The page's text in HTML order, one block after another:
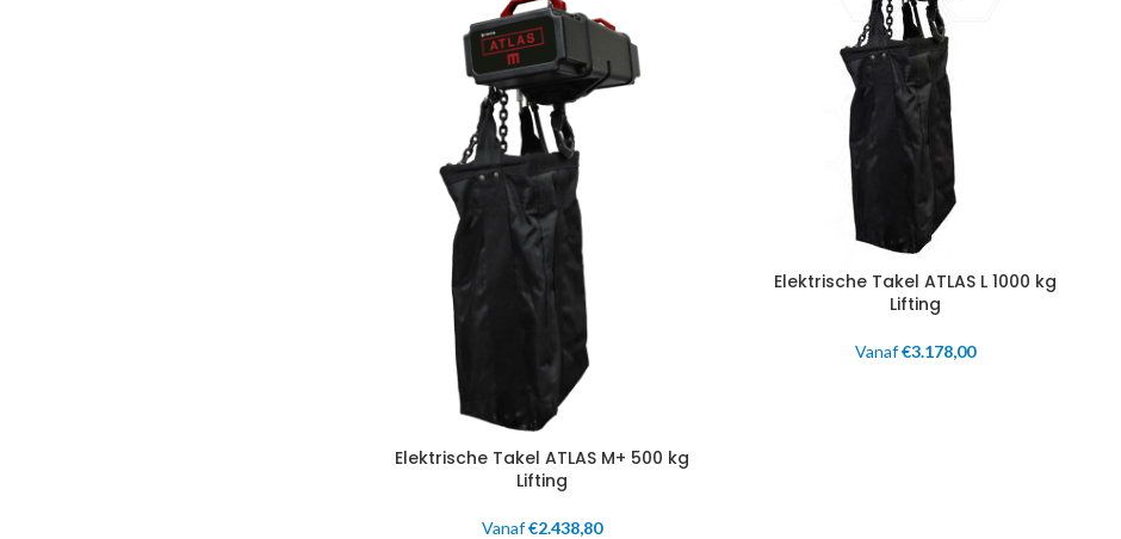
Elektrische Takel ATLAS M+ 500 kg
Lifting
Vanaf€2.438,80
Elektrische Takel ATLAS L 1000 kg
Lifting
Vanaf€3.178,00